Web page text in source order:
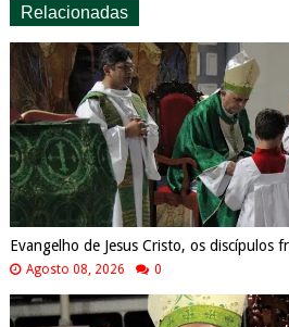
Relacionadas
Evangelho de Jesus Cristo, os discípulos
Agosto 08, 2026 0